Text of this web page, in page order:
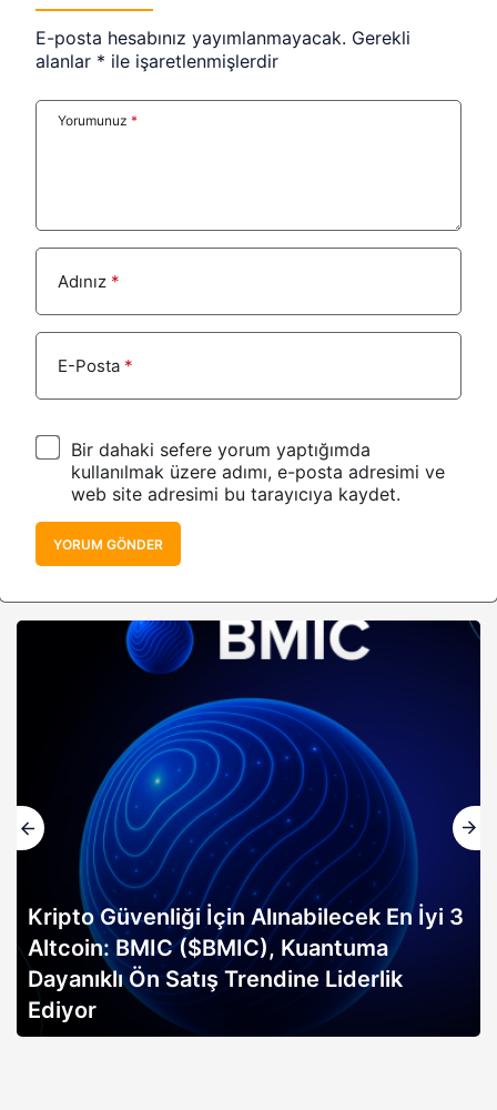
E-posta hesabınız yayımlanmayacak. Gerekli
alanlar * ile işaretlenmişlerdir
Yorumunuz *
Adınız *
E-Posta *
Bir dahaki sefere yorum yaptığımda
kullanılmak üzere adımı, e-posta adresimi ve
web site adresimi bu tarayıcıya kaydet.
YORUM GÖNDER
En İyi 3
Altın rallisi, 2026 Bitcoin boğa
erken sinyali mi? Bitwise
açıklıyor…